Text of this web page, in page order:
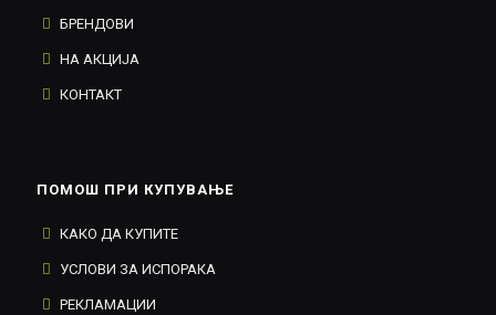
БРЕНДОВИ
НА АКЦИЈА
КОНТАКТ
ПОМОШ ПРИ КУПУВАЊЕ
КАКО ДА КУПИТЕ
УСЛОВИ ЗА ИСПОРАКА
РЕКЛАМАЦИИ